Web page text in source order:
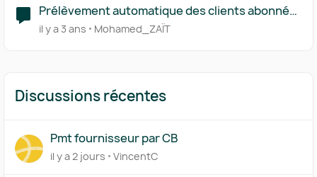
Prélèvement automatique des clients abonnés
avec GoCardless
il y a 3 ans Mohamed_ZAÏT
Discussions récentes
Pmt fournisseur par CB
il y a 2 jours VincentC